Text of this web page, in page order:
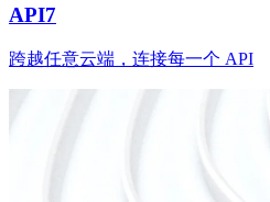
API7
跨越任意云端，连接每一个 API